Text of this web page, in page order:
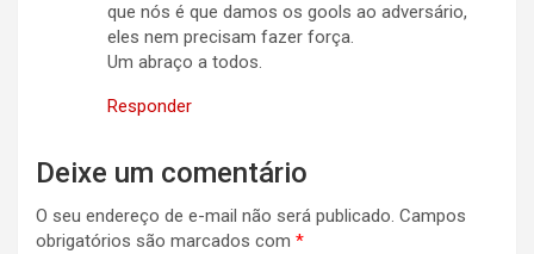
que nós é que damos os gools ao adversário,
eles nem precisam fazer força.
Um abraço a todos.
Responder
Deixe um comentário
O seu endereço de e-mail não será publicado. Campos
obrigatórios são marcados com *